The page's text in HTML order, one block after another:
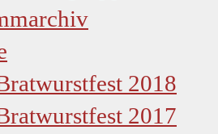
2018
2017